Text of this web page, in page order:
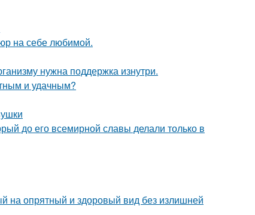
на себе любимой.
нужна поддержка изнутри.
и удачным?
до его всемирной славы делали только в
на опрятный и здоровый вид без излишней